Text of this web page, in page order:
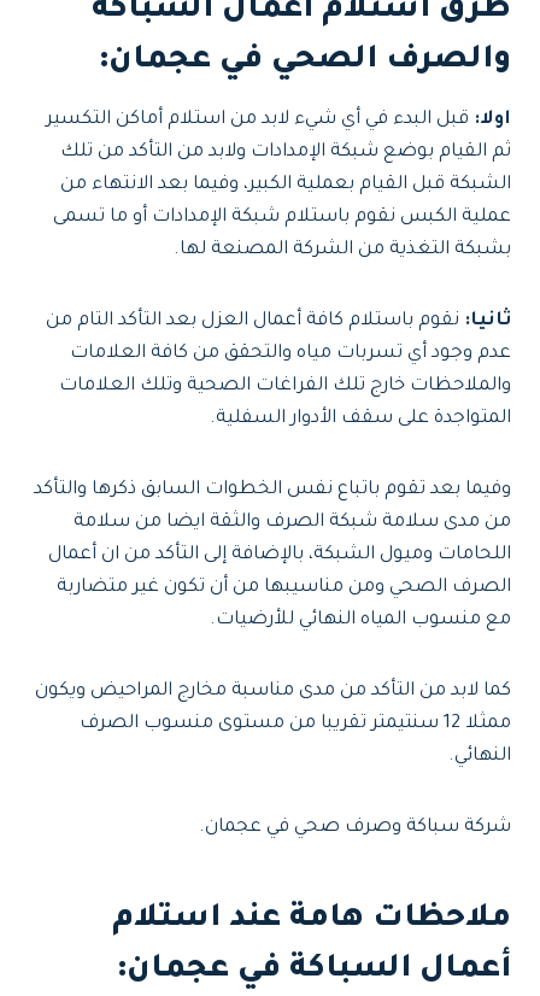
طرق استلام أعمال السباكة
والصرف الصحي في عجمان:
اولا: قبل البدء في أي شيء لابد من استلام أماكن التكسير
ثم القيام بوضع شبكة الإمدادات ولابد من التأكد من تلك
الشبكة قبل القيام بعملية الكبير، وفيما بعد الانتهاء من
عملية الكبس نقوم باستلام شبكة الإمدادات أو ما تسمى
بشبكة التغذية من الشركة المصنعة لها.
ثانيا: نقوم باستلام كافة أعمال العزل بعد التأكد التام من
عدم وجود أي تسربات مياه والتحقق من كافة العلامات
والملاحظات خارج تلك الفراغات الصحية وتلك العلامات
المتواجدة على سقف الأدوار السفلية.
وفيما بعد تقوم باتباع نفس الخطوات السابق ذكرها والتأكد
من مدى سلامة شبكة الصرف والثقة ايضا من سلامة
اللحامات وميول الشبكة، بالإضافة إلى التأكد من ان أعمال
الصرف الصحي ومن مناسيبها من أن تكون غير متضاربة
مع منسوب المياه النهائي للأرضيات.
كما لابد من التأكد من مدى مناسبة مخارج المراحيض ويكون
ممثلا 12 سنتيمتر تقريبا من مستوى منسوب الصرف
النهائي.
شركة سباكة وصرف صحي في عجمان.
ملاحظات هامة عند استلام
أعمال السباكة في عجمان: